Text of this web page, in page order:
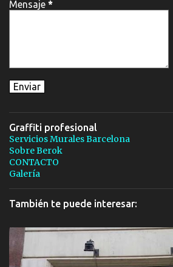
Mensaje *
Graffiti profesional
Servicios Murales Barcelona
Sobre Berok
CONTACTO
Galería
También te puede interesar: